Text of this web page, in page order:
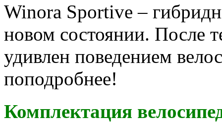
Winora Sportive –
новом состоянии. После
удивлен поведением
поподробнее!
Комплектация